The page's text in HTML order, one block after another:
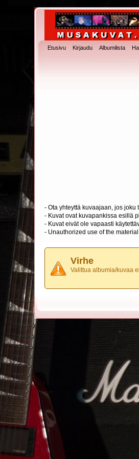
Etusivu Kirjaudu Albumilista
- Ota yhteyttä kuvaajaan, jos
- Kuvat ovat kuvapankissa esillä
- Kuvat eivät ole vapaasti
- Unauthorized use of the
Virhe
Valittua albumia/kuvaa